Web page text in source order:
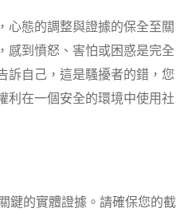
心態的調整與證據的保全至關
感到憤怒、害怕或困惑是完全
訴自己，這是騷擾者的錯，您
利在一個安全的環境中使用社
鍵的實體證據。請確保您的截